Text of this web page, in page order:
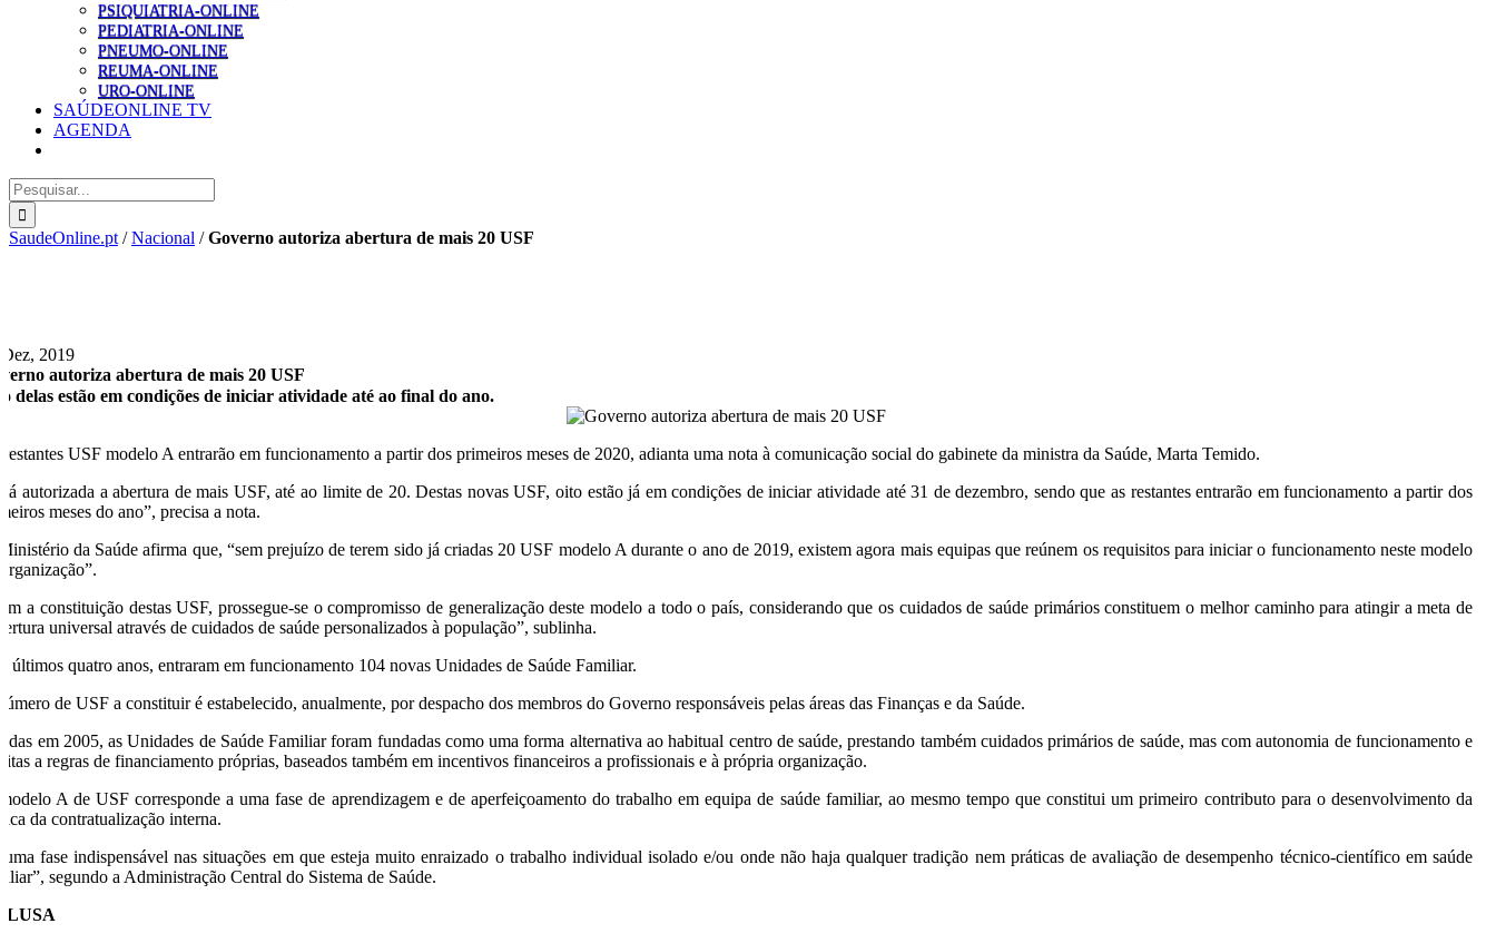
PSIQUIATRIA-ONLINE
PEDIATRIA-ONLINE
PNEUMO-ONLINE
REUMA-ONLINE
URO-ONLINE
SAÚDEONLINE TV
AGENDA
Pesquisar
SaudeOnline.pt /Nacional /Governo autoriza abertura de mais 20 USF
2019
autoriza abertura de mais 20 USF
delas estão em condições de iniciar atividade até ao final do ano.
USF modelo A entrarão em funcionamento a partir dos primeiros meses de 2020, adianta uma nota à comunicação social do gabinete da ministra da Saúde, Marta Temido.
autorizada a abertura de mais USF, até ao limite de 20. Destas novas USF, oito estão já em condições de iniciar atividade até 31 de dezembro, sendo que as restantes entrarão em funcionamento a partir dos
meses do ano”, precisa a nota.
da Saúde afirma que, “sem prejuízo de terem sido já criadas 20 USF modelo A durante o ano de 2019, existem agora mais equipas que reúnem os requisitos para iniciar o funcionamento neste modelo
a constituição destas USF, prossegue-se o compromisso de generalização deste modelo a todo o país, considerando que os cuidados de saúde primários constituem o melhor caminho para atingir a meta de
universal através de cuidados de saúde personalizados à população”, sublinha.
últimos quatro anos, entraram em funcionamento 104 novas Unidades de Saúde Familiar.
de USF a constituir é estabelecido, anualmente, por despacho dos membros do Governo responsáveis pelas áreas das Finanças e da Saúde.
em 2005, as Unidades de Saúde Familiar foram fundadas como uma forma alternativa ao habitual centro de saúde, prestando também cuidados primários de saúde, mas com autonomia de funcionamento e
a regras de financiamento próprias, baseados também em incentivos financeiros a profissionais e à própria organização.
A de USF corresponde a uma fase de aprendizagem e de aperfeiçoamento do trabalho em equipa de saúde familiar, ao mesmo tempo que constitui um primeiro contributo para o desenvolvimento da
da contratualização interna.
uma fase indispensável nas situações em que esteja muito enraizado o trabalho individual isolado e/ou onde não haja qualquer tradição nem práticas de avaliação de desempenho técnico-científico em saúde
segundo a Administração Central do Sistema de Saúde.
LUSA